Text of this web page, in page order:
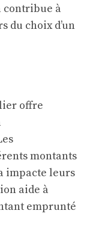
contribue à
du choix d’un
offre
montants
impacte leurs
aide à
emprunté